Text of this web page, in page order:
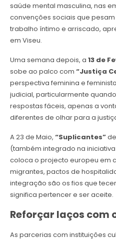
saúde mental masculina, nas
convenções sociais que pesam
trabalho íntimo e arriscado,
em Viseu.
Uma semana depois, a 13 de
sobe ao palco com “Justiça
perspectiva feminina e
judicial, particularmente
respostas fáceis, apenas a
diferentes de olhar para a
A 23 de Maio, “Suplicantes”de
(também integrado na
coloca o projecto europeu em
migrantes, pactos de
integração são os fios que
significa pertencer e ser aceite.
Reforçar laços com
As parcerias com instituições